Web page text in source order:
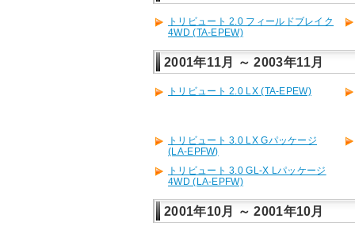
トリビュート 2.0 フィールドブレイク
4WD (TA-EPEW)
2001年11月 ～ 2003年11月
トリビュート 2.0 LX (TA-EPEW)
トリビュート 3.0 LX Gパッケージ
(LA-EPFW)
トリビュート 3.0 GL-X Lパッケージ
4WD (LA-EPFW)
2001年10月 ～ 2001年10月